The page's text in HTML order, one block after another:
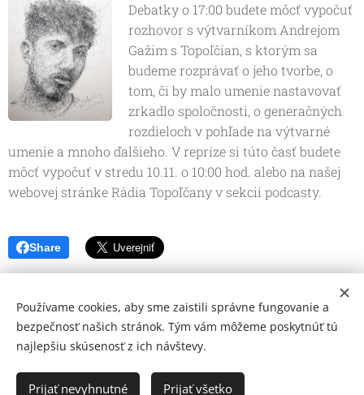
Debatky o 17:00 budete môcť vypočuť
rozhovor s výtvarníkom Andrejom
Gažim s Topoľčian, s ktorým sa
budeme rozprávať o jeho tvorbe, o
tom, či by malo umenie nastavovať
zrkadlo spoločnosti, o generačných
rozdieloch v pohľade na výtvarné
umenie a mnoho ďalšieho. V repríze si túto časť budete
môcť vypočuť v stredu 10.11. o 10:00 hod. alebo na našej
webovej stránke Rádia Topoľčany v sekcii podcasty.
Share
© 2026 Mediálna a kultúrna spoločnosť Topoľčany, s.r.o.
Ochrana osobných údajov
Používame cookies, aby sme zaistili správne fungovanie a
bezpečnosť našich stránok. Tým vám môžeme poskytnúť tú
najlepšiu skúsenosť z ich návštevy.
Prijať nevyhnutné Prijať všetko